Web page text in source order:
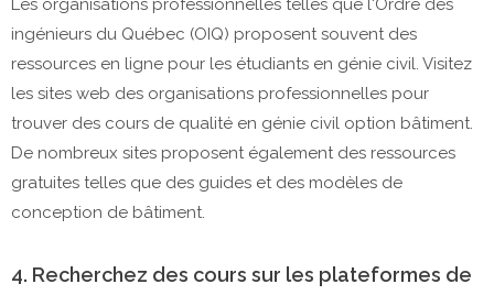
Les organisations professionnelles telles que l'Ordre des
ingénieurs du Québec (OIQ) proposent souvent des
ressources en ligne pour les étudiants en génie civil. Visitez
les sites web des organisations professionnelles pour
trouver des cours de qualité en génie civil option bâtiment.
De nombreux sites proposent également des ressources
gratuites telles que des guides et des modèles de
conception de bâtiment.
4. Recherchez des cours sur les plateformes de